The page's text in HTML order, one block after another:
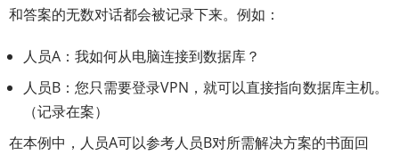
和答案的无数对话都会被记录下来。例如：
人员A：我如何从电脑连接到数据库？
人员B：您只需要登录VPN，就可以直接指向数据库主机。
（记录在案）
在本例中，人员A可以参考人员B对所需解决方案的书面回